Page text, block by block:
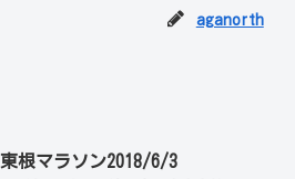
aganorth
東根マラソン2018/6/3